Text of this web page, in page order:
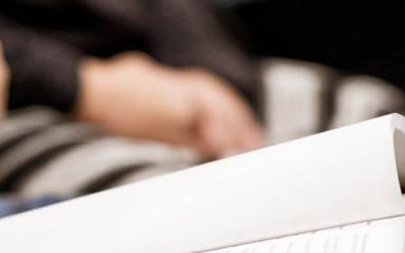
Presse
Recht